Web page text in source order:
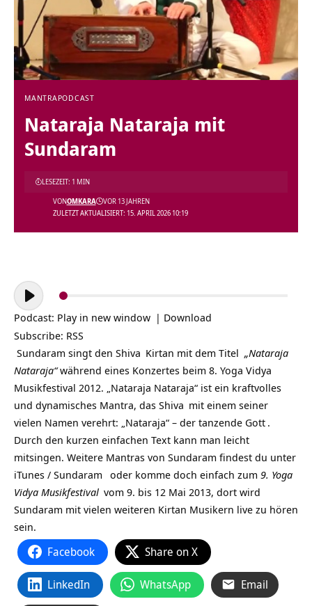
MANTRAPODCAST
Nataraja Nataraja mit
Sundaram
ZULETZT AKTUALISIERT: 15. APRIL 2026 10:19
VONOMKARA VOR 13 JAHREN
LESEZEIT: 1 MIN
Audio-
Player
Podcast: Play in new window | Download
Subscribe: RSS
Sundaram singt den Shiva Kirtan mit dem Titel „Nataraja
Nataraja“während eines Konzertes beim 8. Yoga Vidya
Musikfestival 2012. „Nataraja Nataraja“ ist ein kraftvolles
und dynamisches Mantra, das Shiva mit einem seiner
vielen Namen verehrt: „Nataraja“ – der tanzende Gott .
Durch den kurzen einfachen Text kann man leicht
mitsingen. Weitere Mantras von Sundaram findest du unter
iTunes / Sundaram oder komme doch einfach zum 9. Yoga
Vidya Musikfestival vom 9. bis 12 Mai 2013, dort wird
Sundaram mit vielen weiteren Kirtan Musikern live zu hören
sein.
Facebook Share on X
LinkedIn WhatsApp Email